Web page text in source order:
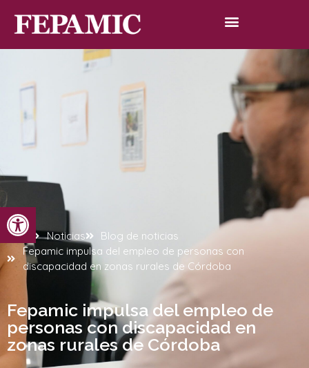
Abrir barra de herramientas
Inicio Noticias
Blog de noticias
Fepamic impulsa del empleo de personas con
discapacidad en zonas rurales de Córdoba
Fepamic impulsa del empleo de
personas con discapacidad en
zonas rurales de Córdoba